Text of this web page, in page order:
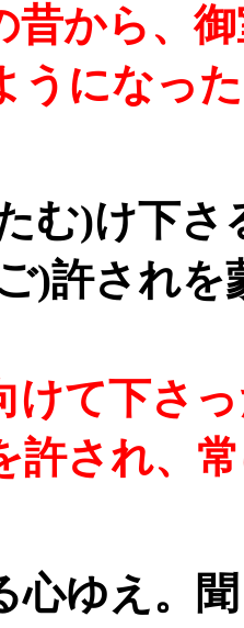
昔から、
うになっ
む)け下
)許され
けて下さ
許され、
心ゆえ。